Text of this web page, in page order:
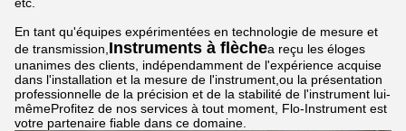
En tant qu'équipes expérimentées en technologie de mesure et
de transmission, Instruments à flèchea reçu les éloges
unanimes des clients, indépendamment de l'expérience acquise
dans l'installation et la mesure de l'instrument,ou la présentation
professionnelle de la précision et de la stabilité de l'instrument lui-
mêmeProfitez de nos services à tout moment, Flo-Instrument est
votre partenaire fiable dans ce domaine.